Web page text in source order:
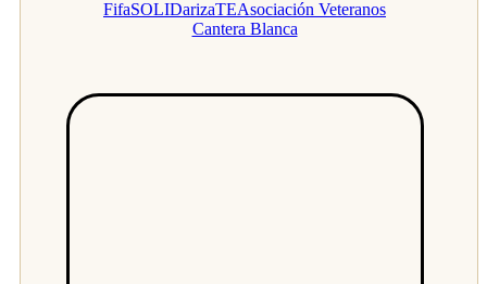
FifaSOLIDarizaTEAsociación Veteranos
Cantera Blanca